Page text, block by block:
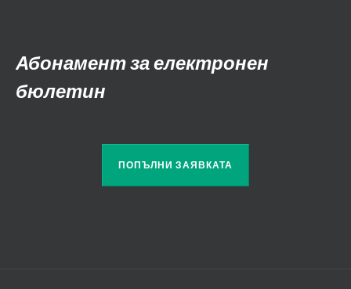
Абонамент за електронен
бюлетин
ПОПЪЛНИ ЗАЯВКАТА